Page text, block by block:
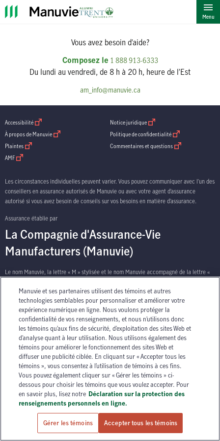
""
Menu
Vous avez besoin d’aide?
Composez le 1 888 913-6333
Du lundi au vendredi, de 8 h à 20 h, heure de l’Est
am_info@manuvie.ca
Accessibilité ouvrir dans une nouvelle fenetre Notice juridique ouvrir dans une nouvelle fenetre
À propos de Manuvie ouvrir dans une nouvelle fenetrePolitique de confidentialité ouvrir dans une
Plaintes ouvrir dans une nouvelle fenetre Commentaires et questions ouvrir dans une
AMF ouvrir dans une nouvelle fenetre
Les circonstances individuelles peuvent varier. Vous pouvez communiquer avec l’un des
conseillers en assurance autorisés de Manuvie ou avec votre agent d’assurance
autorisé si vous avez besoin de conseils sur vos besoins en matière d’assurance.
Assurance établie par
La Compagnie d'Assurance-Vie
Manufacturers (Manuvie)
Le nom Manuvie, la lettre « M » stylisée et le nom Manuvie accompagné de la lettre «
Manufacturers qu’elle et ses sociétés affiliées utilisent sous licence. © La Compagnie
d’Assurance-Vie Manufacturers, 2026. Tous droits réservés. Manuvie, P.O. Box 670,
STN Waterloo, Waterloo, Ontario N2J 4B8.
has context menu
Manuvie et ses partenaires utilisent des témoins et autres
technologies semblables pour personnaliser et améliorer votre
expérience numérique en ligne. Nous voulons protéger la
confidentialité de vos renseignements, et nous n’utilisons donc
les témoins qu’aux fins de sécurité, d’exploitation des sites Web et
d’analyse quant à leur utilisation. Nous utilisons également des
témoins pour améliorer le fonctionnement des sites Web et
diffuser une publicité ciblée. En cliquant sur « Accepter tous les
témoins », vous consentez à l’utilisation de témoins à ces fins.
Vous pouvez également cliquer sur « Gérer les témoins » ci-
dessous pour choisir les témoins que vous voulez accepter. Pour
en savoir plus, lisez notre Déclaration sur la protection des
renseignements personnels en ligne.
Gérer les témoins Accepter tous les témoins